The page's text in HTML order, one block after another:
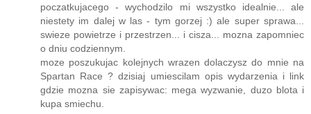
poczatkujacego - wychodzilo mi wszystko idealnie... ale
niestety im dalej w las - tym gorzej :) ale super sprawa...
swieze powietrze i przestrzen... i cisza... mozna zapomniec
o dniu codziennym.
moze poszukujac kolejnych wrazen dolaczysz do mnie na
Spartan Race ? dzisiaj umiescilam opis wydarzenia i link
gdzie mozna sie zapisywac: mega wyzwanie, duzo blota i
kupa smiechu.